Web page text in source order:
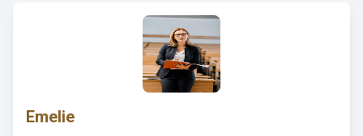
Emelie